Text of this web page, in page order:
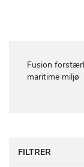
Fusion
maritime miljø
FILTRER